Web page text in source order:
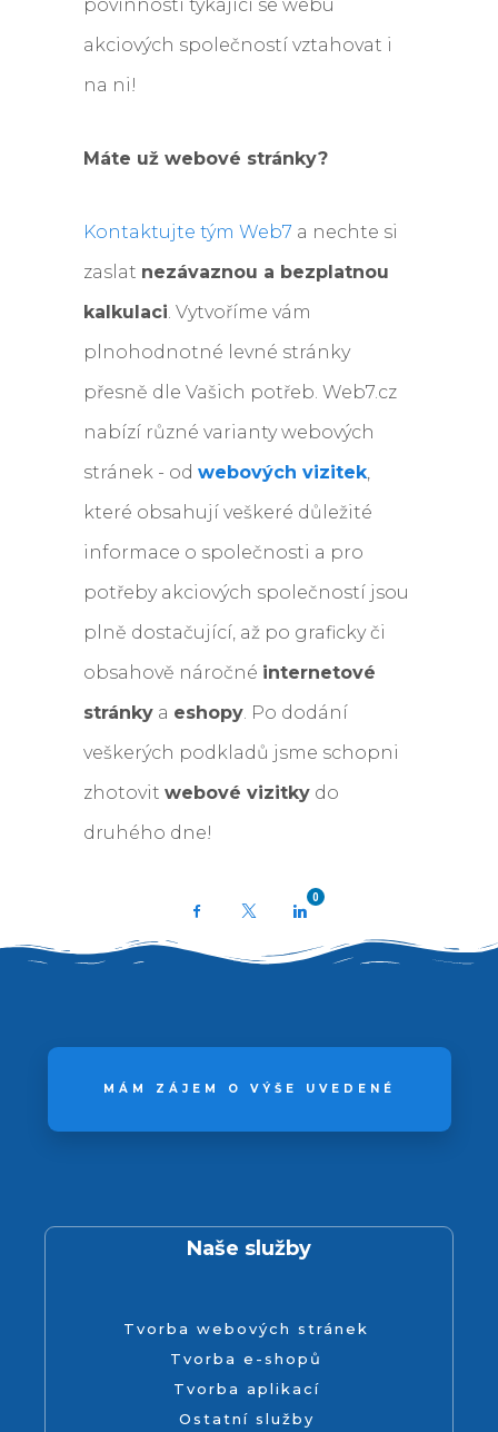
povinnosti týkající se webu
akciových společností vztahovat i
na ni!
Máte už webové stránky?
Kontaktujte tým Web7 a nechte si
zaslat nezávaznou a bezplatnou
kalkulaci . Vytvoříme vám
plnohodnotné levné stránky
přesně dle Vašich potřeb. Web7.cz
nabízí různé varianty webových
stránek - od webových vizitek,
které obsahují veškeré důležité
informace o společnosti a pro
potřeby akciových společností jsou
plně dostačující, až po graficky či
obsahově náročné internetové
stránkya eshopy. Po dodání
veškerých podkladů jsme schopni
zhotovit webové vizitkydo
druhého dne!
Facebook
0
MÁM ZÁJEM O VÝŠE UVEDENÉ
Naše služby
Tvorba webových stránek
Tvorba e-shopů
Tvorba aplikací
Ostatní služby